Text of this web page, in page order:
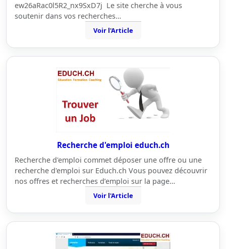
ew26aRac0l5R2_nx9SxD7j Le site cherche à vous
soutenir dans vos recherches…
Voir l'Article
Recherche d'emploi educh.ch
Recherche d'emploi commet déposer une offre ou une
recherche d'emploi sur Educh.ch Vous pouvez découvrir
nos offres et recherches d’emploi sur la page…
Voir l'Article